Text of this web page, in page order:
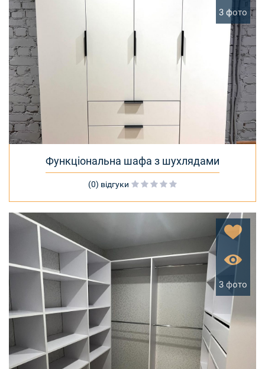
Функціональна шафа з шухлядами
(0) відгуки
3 фото
3 фото